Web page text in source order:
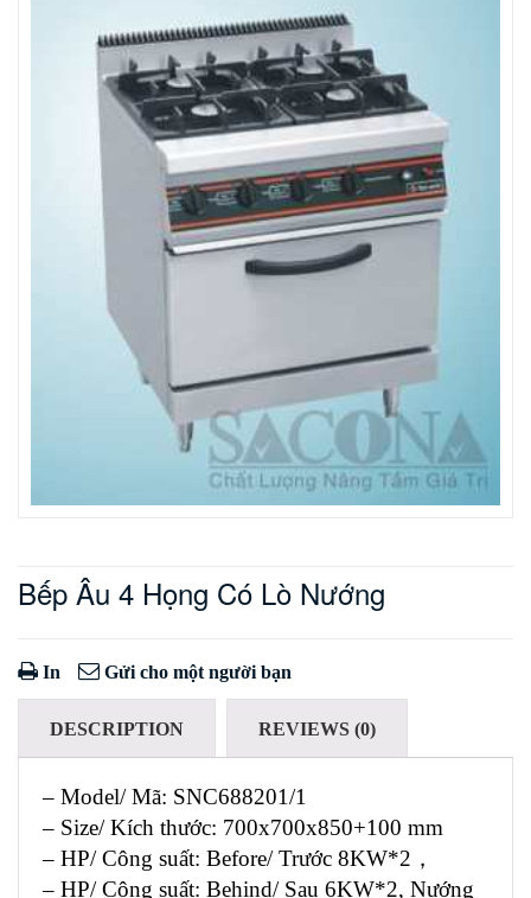
Bếp Âu 4 Họng Có Lò Nướng
In Gửi cho một người bạn
DESCRIPTION REVIEWS (0)
– Model/ Mã: SNC688201/1
– Size/ Kích thước: 700x700x850+100 mm
– HP/ Công suất: Before/ Trước 8KW*2，
– HP/ Công suất: Behind/ Sau 6KW*2, Nướng